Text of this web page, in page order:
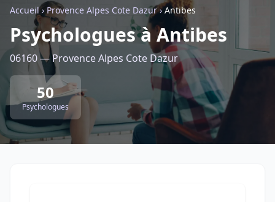
Accueil› Provence Alpes Cote Dazur›Antibes
Psychologues à Antibes
06160 — Provence Alpes Cote Dazur
50
Psychologues